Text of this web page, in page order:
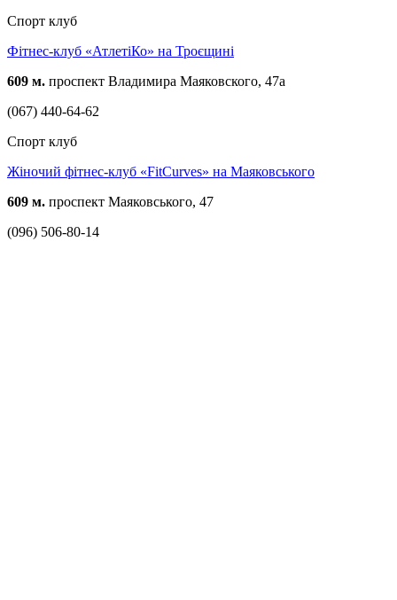
Спорт клуб
Фітнес-клуб «АтлетіКо» на Троєщині
609 м. проспект Владимира Маяковского, 47а
(067) 440-64-62
Спорт клуб
Жіночий фітнес-клуб «FitCurves» на Маяковського
609 м. проспект Маяковського, 47
(096) 506-80-14